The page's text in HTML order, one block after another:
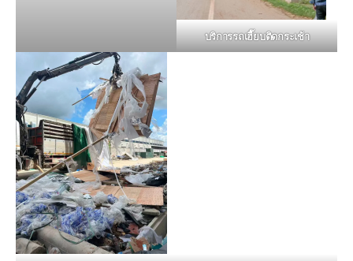
บริการรถเฮี๊ยบติดกระเช้า